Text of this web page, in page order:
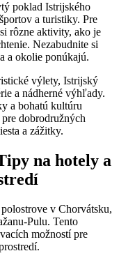
poklad Istrijského
a turistiky. Pre
rôzne aktivity, ako je
Nezabudnite si
a okolie ponúkajú.
výlety, Istrijský
a nádherné výhľady.
a bohatú kultúru
dobrodružných
a zážitky.
na hotely a
v Chorvátsku,
Pulu. Tento
možností pre